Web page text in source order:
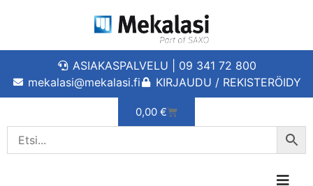
ASIAKASPALVELU | 09 341 72 800
mekalasi@mekalasi.fi
KIRJAUDU / REKISTERÖIDY
0,00 €